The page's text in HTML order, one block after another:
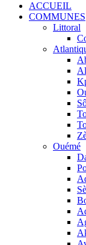
ACCUEIL
COMMUNES
Littoral
Ouémé